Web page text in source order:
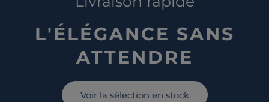
L'ÉLÉGANCE SANS
ATTENDRE
Voir la sélection en stock